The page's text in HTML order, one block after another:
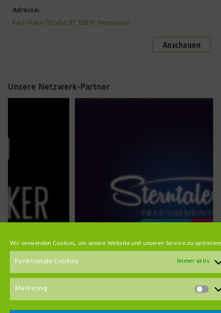
Wir verwenden Cookies, um unsere Website und unseren Service zu
Funktionale Cookies Immer aktiv
Marketing
Adresse:
Karl-Marx-Straße 97, 16816 Neuruppin
Anschauen
Unsere Netzwerk-Partner